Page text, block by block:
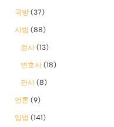
국방 (37)
사법 (88)
검사 (13)
변호사 (18)
판사 (8)
언론 (9)
입법 (141)